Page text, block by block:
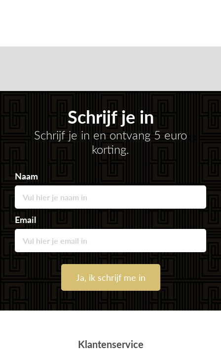
Schrijf je in
Schrijf je in en ontvang 5 euro
korting.
Naam
Email
Ja, ik schrijf me in
Klantenservice